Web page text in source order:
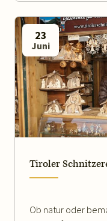
WEITERLESEN
23
Juni
Tiroler
Ob natur oder